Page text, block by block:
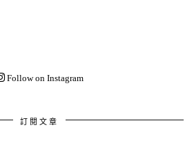
Follow on Instagram
訂閱文章